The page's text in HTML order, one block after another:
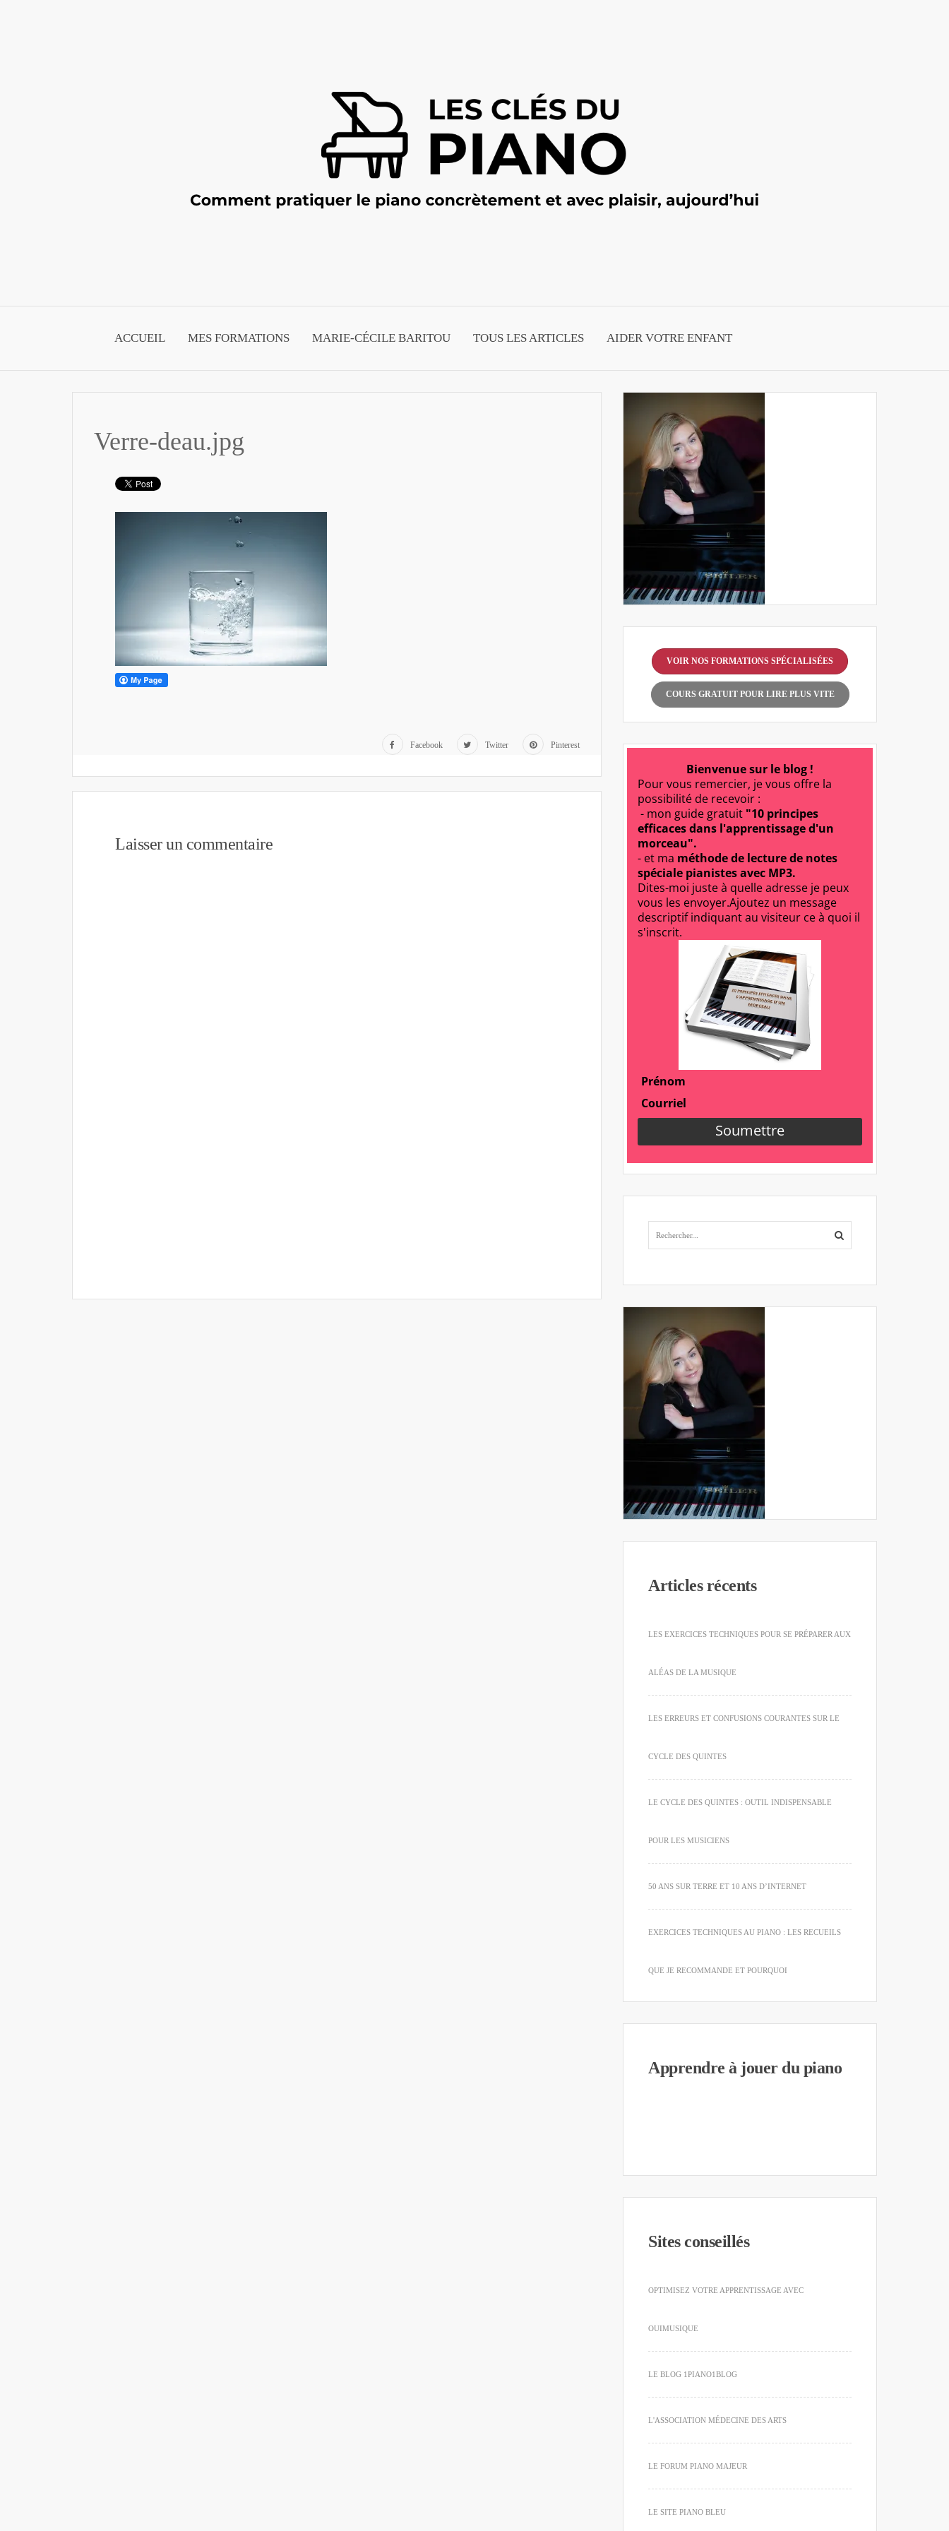
ACCUEIL MES FORMATIONS MARIE-CÉCILE BARITOU TOUS LES ARTICLES AIDER VOTRE ENFANT
Verre-deau.jpg
Facebook Twitter Pinterest
Laisser un commentaire
VOIR NOS FORMATIONS SPÉCIALISÉES
COURS GRATUIT POUR LIRE PLUS VITE
Articles récents
LES EXERCICES TECHNIQUES POUR SE PRÉPARER AUX
ALÉAS DE LA MUSIQUE
LES ERREURS ET CONFUSIONS COURANTES SUR LE
CYCLE DES QUINTES
LE CYCLE DES QUINTES : OUTIL INDISPENSABLE
POUR LES MUSICIENS
50 ANS SUR TERRE ET 10 ANS D’INTERNET
EXERCICES TECHNIQUES AU PIANO : LES RECUEILS
QUE JE RECOMMANDE ET POURQUOI
Apprendre à jouer du piano
Sites conseillés
OPTIMISEZ VOTRE APPRENTISSAGE AVEC
OUIMUSIQUE
LE BLOG 1PIANO1BLOG
L'ASSOCIATION MÉDECINE DES ARTS
LE FORUM PIANO MAJEUR
LE SITE PIANO BLEU